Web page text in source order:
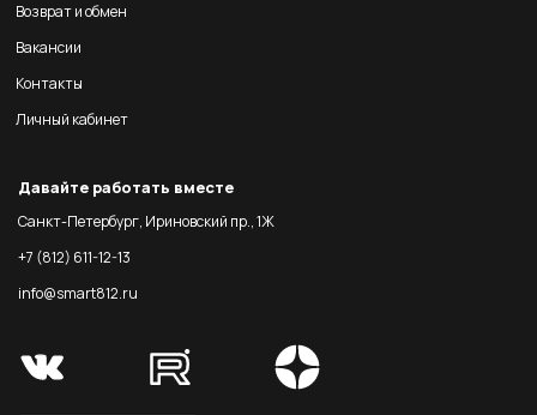
Возврат и обмен
Вакансии
Контакты
Личный кабинет
Давайте работать вместе
Санкт-Петербург, Ириновский пр., 1Ж
+7 (812) 611-12-13
info@smart812.ru